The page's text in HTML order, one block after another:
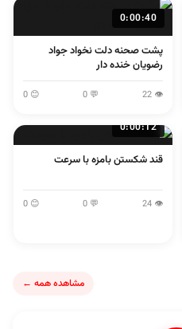
0:00:40
پشت صحنه دلت نخواد جواد
رضویان خنده دار
👁 22
💬 0
😊 0
0:00:12
قند شکستن بامزه با سرعت
👁 24
💬 0
😊 0
مشاهده همه ←